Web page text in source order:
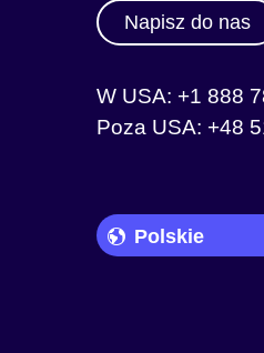
Napisz do nas
W USA: +1 888
Poza USA: +48
Language Picker